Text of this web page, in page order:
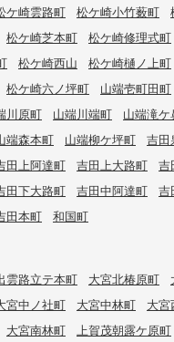
ケ崎雲路町 松ケ崎小竹薮町
松ケ崎芝本町 松ケ崎修理式町
松ケ崎西山 松ケ崎樋ノ上町
松ケ崎六ノ坪町 山端壱町田町
川原町 山端川端町 山端滝ケ
端森本町 山端柳ケ坪町 吉田
田上阿達町 吉田上大路町
吉
田下大路町 吉田中阿達町
吉
田本町 和国町
雲路立テ本町 大宮北椿原町
宮中ノ社町 大宮中林町
大宮
大宮南林町 上賀茂朝露ケ原町